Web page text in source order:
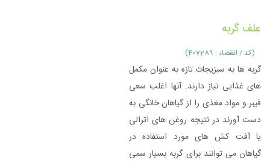
علف گربه
(کد / انقضاء : 407289)
گربه ها به سبزیجات تازه به عنوان مکمل
های غذایی نیاز دارند. آنها اغلب سعی
فیبر و مواد مغذی را از گیاهان خانگی به
دست آورند در نتیجه روغن های اترالی
یا آفت کش های مورد استفاده در
گیاهان می توانند برای گربه بسیار سمی